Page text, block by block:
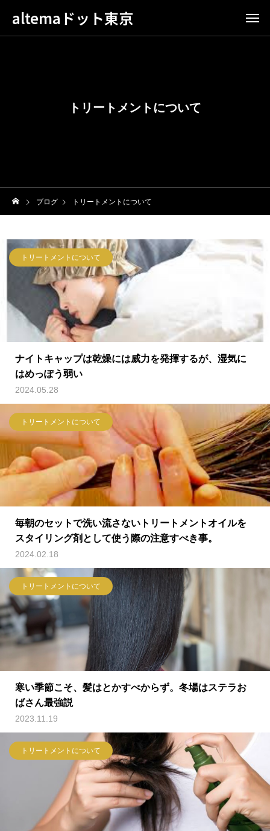
altemaドット東京
トリートメントについて
ブログ トリートメントについて
トリートメントについて
ナイトキャップは乾燥には威力を発揮するが、湿気に
はめっぽう弱い
2024.05.28
トリートメントについて
毎朝のセットで洗い流さないトリートメントオイルを
スタイリング剤として使う際の注意すべき事。
2024.02.18
トリートメントについて
寒い季節こそ、髪はとかすべからず。冬場はステラお
ばさん最強説
2023.11.19
トリートメントについて